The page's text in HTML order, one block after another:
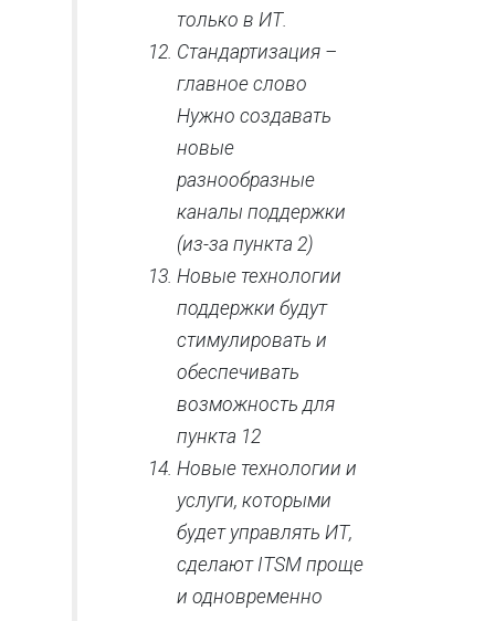
только в ИТ.
Стандартизация –
главное слово
Нужно создавать
новые
разнообразные
каналы поддержки
(из-за пункта 2)
Новые технологии
поддержки будут
стимулировать и
обеспечивать
возможность для
пункта 12
Новые технологии и
услуги, которыми
будет управлять ИТ,
сделают ITSM проще
и одновременно